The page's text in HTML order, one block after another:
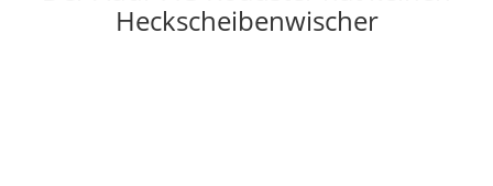
Heckscheibenwischer